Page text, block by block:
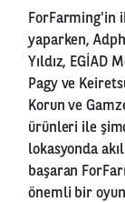
ForFarming'in
yaparken,
Yıldız, EGİAD
Pagy ve
Korun ve
ürünleri ile
lokasyonda
başaran
önemli bir